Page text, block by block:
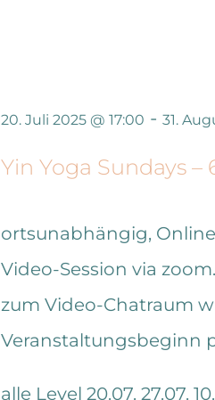
Yin Yoga Sundays –
20. Juli 2025 @ 17:00 -31.
ortsunabhängig,
Video-Session via
zum Video-Chatraum
Veranstaltungsbeginn
alle Level 20.07. 27.07.